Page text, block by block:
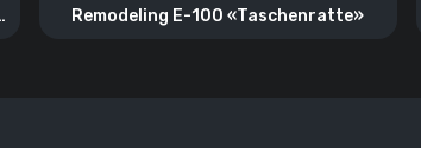
Remodeling E-100 «Taschenratte»